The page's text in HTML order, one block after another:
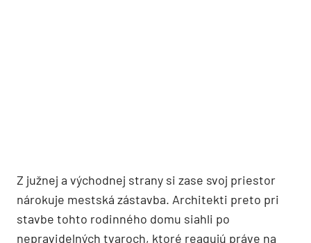
Z južnej a východnej strany si zase svoj priestor
nárokuje mestská zástavba. Architekti preto pri
stavbe tohto rodinného domu siahli po
nepravidelných tvaroch, ktoré reagujú práve na